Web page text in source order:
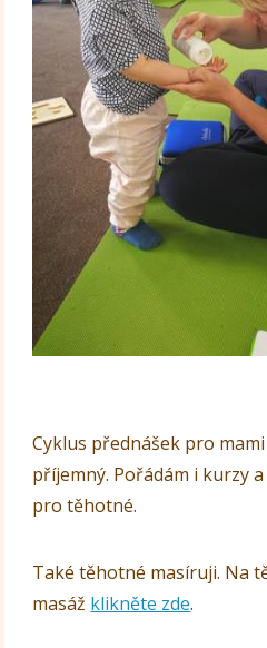
Cyklus přednášek pro
příjemný. Pořádám i kurzy
pro těhotné.
Také těhotné masíruji. Na
masáž klikněte zde.